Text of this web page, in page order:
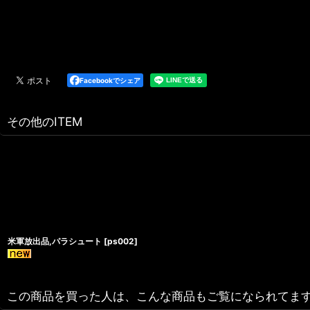
Facebookでシェア
その他のITEM
米軍放出品,パラシュート [ps002]
この商品を買った人は、こんな商品もご覧になられてま